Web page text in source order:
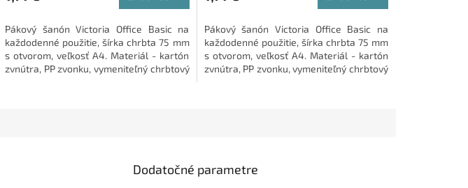
Pákový šanón Victoria Office Basic na
každodenné použitie, šírka chrbta 75 mm
s otvorom, veľkosť A4. Materiál - kartón
zvnútra, PP zvonku, vymeniteľný chrbtový
Pákový šanón Victoria Office Basic na
každodenné použitie, šírka chrbta 75 mm
s otvorom, veľkosť A4. Materiál - kartón
zvnútra, PP zvonku, vymeniteľný chrbtový
Dodatočné parametre